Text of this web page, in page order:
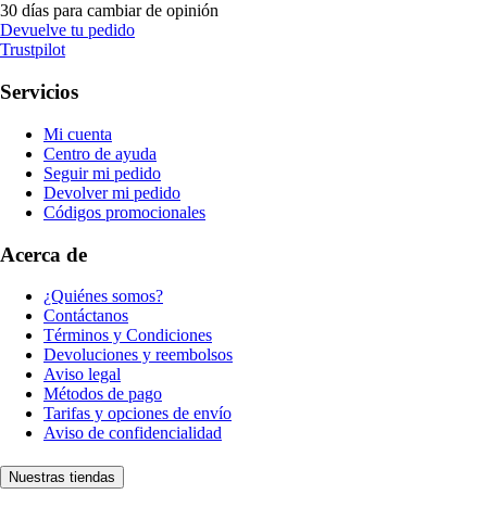
30 días para cambiar de opinión
Devuelve tu pedido
Trustpilot
Servicios
Mi cuenta
Centro de ayuda
Seguir mi pedido
Devolver mi pedido
Códigos promocionales
Acerca de
¿Quiénes somos?
Contáctanos
Términos y Condiciones
Devoluciones y reembolsos
Aviso legal
Métodos de pago
Tarifas y opciones de envío
Aviso de confidencialidad
Nuestras tiendas